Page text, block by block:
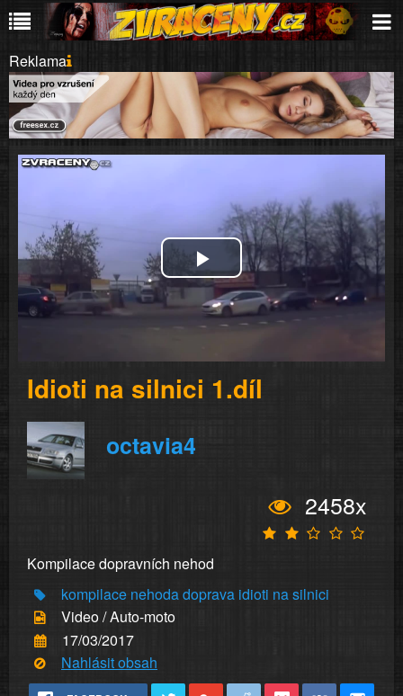
Reklama
Play
Video
Idioti na silnici 1.díl
octavia4
2458x
Kompilace dopravních nehod
kompilace nehodadoprava idioti na silnici
Video / Auto-moto
17/03/2017
Nahlásit obsah